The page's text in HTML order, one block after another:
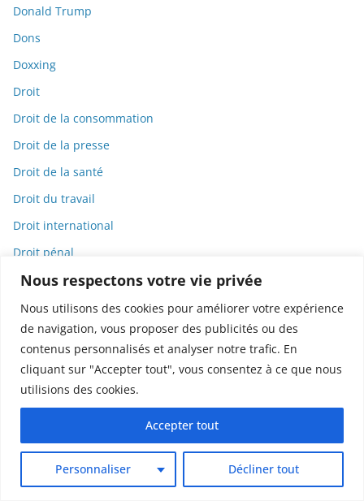
Nous respectons votre vie privée
Nous utilisons des cookies pour améliorer votre expérience
de navigation, vous proposer des publicités ou des
contenus personnalisés et analyser notre trafic. En
cliquant sur "Accepter tout", vous consentez à ce que nous
utilisions des cookies.
Personnaliser Décliner tout
Accepter tout
Donald Trump
Dons
Doxxing
Droit
Droit de la consommation
Droit de la presse
Droit de la santé
Droit du travail
Droit international
Droit pénal
Droits des animaux
Droits humains
Dystopie
e-cigarettes
E-commerce
Éco-toxicologie
Écoanxiété
Écologie